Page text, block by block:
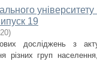
університету
19
)
досліджень з
різних груп населення,